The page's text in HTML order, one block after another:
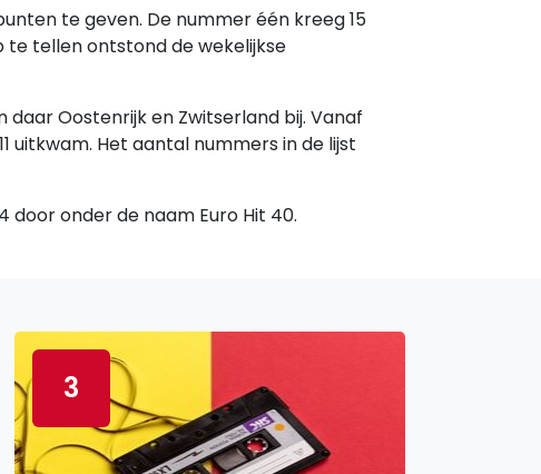
te geven. De nummer één kreeg 15
te tellen ontstond de wekelijkse
Oostenrijk en Zwitserland bij. Vanaf
uitkwam. Het aantal nummers in de lijst
door onder de naam Euro Hit 40.
3